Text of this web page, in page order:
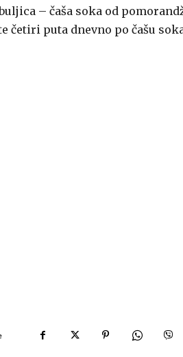
– čaša soka od
četiri puta dnevno po čašu